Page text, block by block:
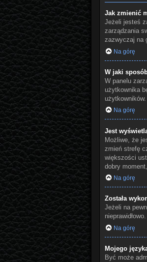
Jak zmienić
Jeżeli jesteś
zarządzania
zazwyczaj na
Na górę
W jaki
W panelu
użytkownika
użytkowników.
Na górę
Jest
Możliwe, że
zmień strefę
większości
dobry
Na górę
Została
Jeżeli na
Na górę
Mojego
Być może